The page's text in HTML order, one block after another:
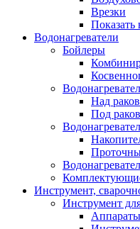
Врезки
Показать
Водонагреватели
Бойлеры
Над
Под
Инструмент,
Инструмент